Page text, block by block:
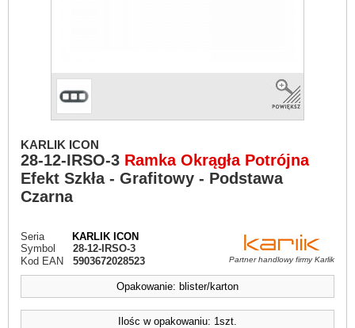
KARLIK ICON
28-12-IRSO-3 Ramka Okrągła Potrójna
Efekt Szkła - Grafitowy - Podstawa
Czarna
Seria
KARLIK ICON
Symbol
28-12-IRSO-3
Kod EAN
5903672028523 Partner handlowy firmy Karlik
Opakowanie: blister/karton
Ilośc w opakowaniu: 1szt.